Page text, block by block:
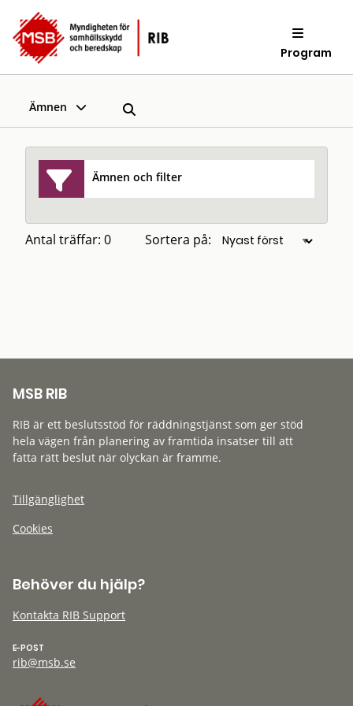
Program
Ämnen
Ämnen och filter
Antal träffar: 0 Sortera på:
MSB RIB
RIB är ett beslutsstöd för räddningstjänst som ger stöd
hela vägen från planering av framtida insatser till att
fatta rätt beslut när olyckan är framme.
Tillgänglighet
Cookies
Behöver du hjälp?
Kontakta RIB Support
E-POST
rib@msb.se